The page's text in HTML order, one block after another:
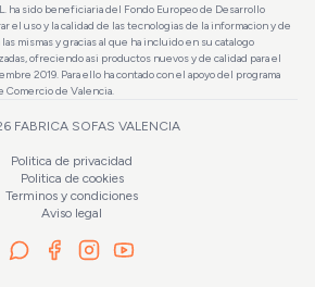
ha sido beneficiaria del Fondo Europeo de Desarrollo
el uso y la calidad de las tecnologias de la informacion y de
mismas y gracias al que ha incluido en su catalogo
ofreciendo asi productos nuevos y de calidad para el
2019. Para ello ha contado con el apoyo del programa
Comercio de Valencia.
FABRICA SOFAS VALENCIA
Politica de privacidad
Politica de cookies
Terminos y condiciones
Aviso legal